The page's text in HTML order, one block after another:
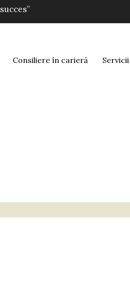
Consiliere în carieră